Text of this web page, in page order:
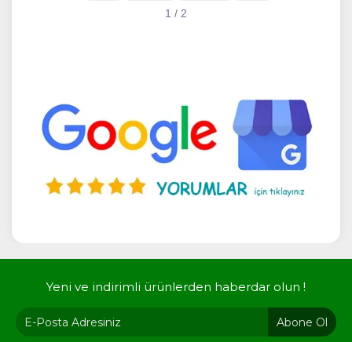
1 / 2
Yeni ve indirimli ürünlerden haberdar olun !
Abone Ol